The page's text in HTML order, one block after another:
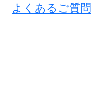
よくあるご質問